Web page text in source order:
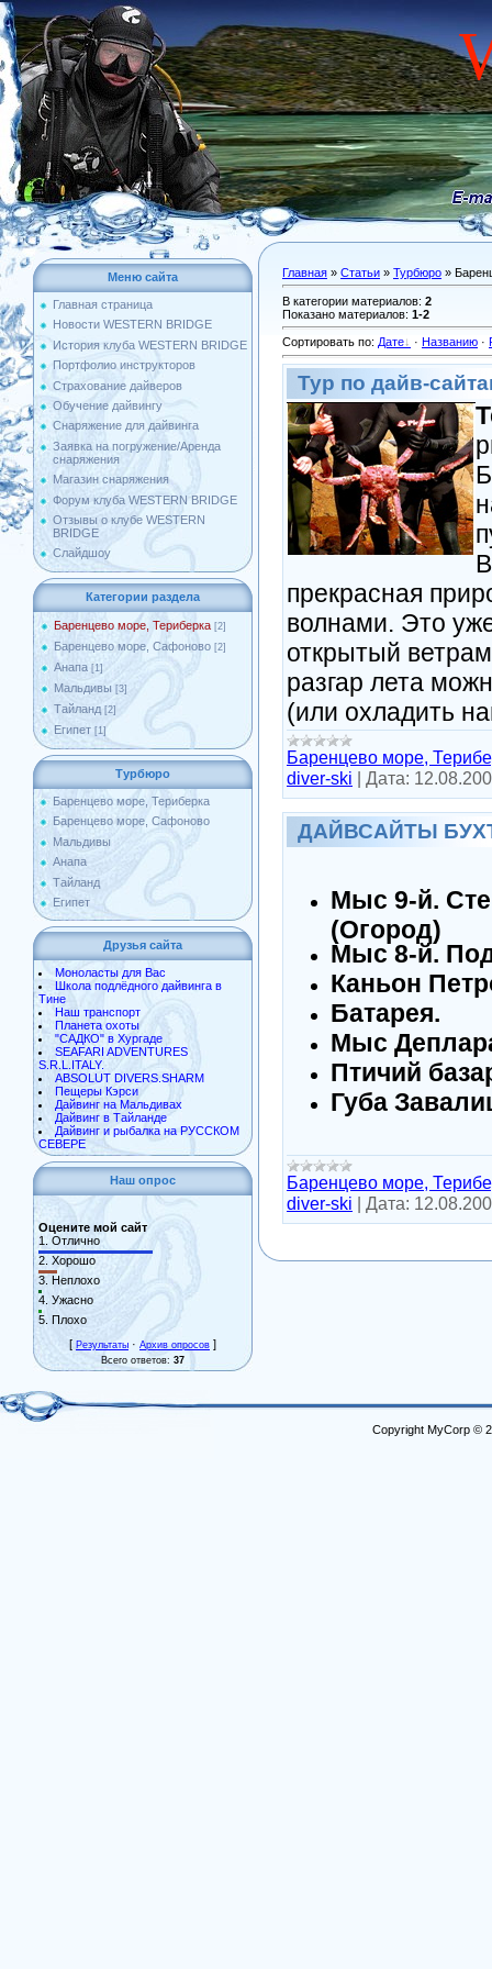
Меню сайта
Главная страница
Новости WESTERN BRIDGE
История клуба WESTERN BRIDGE
Портфолио инструкторов
Страхование дайверов
Обучение дайвингу
Снаряжение для дайвинга
Заявка на погружение/Аренда
снаряжения
Магазин снаряжения
Форум клуба WESTERN BRIDGE
Отзывы о клубе WESTERN
BRIDGE
Слайдшоу
Категории раздела
Баренцево море, Териберка [2]
Баренцево море, Сафоново [2]
Анапа [1]
Мальдивы [3]
Тайланд [2]
Египет [1]
Турбюро
Баренцево море, Териберка
Баренцево море, Сафоново
Мальдивы
Анапа
Тайланд
Египет
Друзья сайта
Моноласты для Вас
Школа подлёдного дайвинга в
Тине
Наш транспорт
Планета охоты
"САДКО" в Хургаде
SEAFARI ADVENTURES
S.R.L.ITALY.
ABSOLUT DIVERS.SHARM
Пещеры Кэрси
Дайвинг на Мальдивах
Дайвинг в Тайланде
Дайвинг и рыбалка на РУССКОМ
СЕВЕРЕ
Наш опрос
Оцените мой сайт
1. Отлично
2. Хорошо
3. Неплохо
4. Ужасно
5. Плохо
[ Результаты · Архив опросов ]
Всего ответов: 37
Главная » Статьи » Турбюро »
В категории материалов: 2
Показано материалов: 1-2
Сортировать по: Дате · Названию ·
Тур по дайв-
прекрасная
волнами. Это
открытый
разгар лета
(или охладить
Баренцево море,
diver-ski | Дата:
ДАЙВСАЙТЫ
Мыс 9-й.
(Огород)
Мыс 8-й.
Каньон
Батарея.
Мыс
Птичий
Губа
Баренцево море,
diver-ski | Дата:
Copyright MyCorp ©